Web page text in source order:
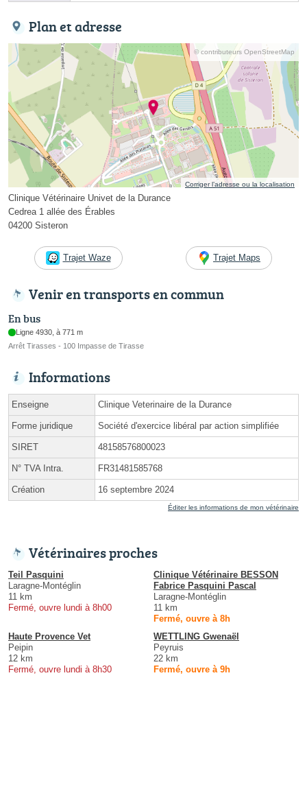
Plan et adresse
© contributeurs OpenStreetMap
Corriger l’adresse ou la localisation
Clinique Vétérinaire Univet de la Durance
Cedrea 1 allée des Érables
04200 Sisteron
Trajet Waze Trajet Maps
Venir en transports en commun
En bus
Ligne 4930, à 771 m
Arrêt Tirasses - 100 Impasse de Tirasse
Informations
Enseigne Clinique Veterinaire de la Durance
Forme juridique Société d'exercice libéral par action simplifiée
SIRET 48158576800023
N° TVA Intra. FR31481585768
Création 16 septembre 2024
Éditer les informations de mon vétérinaire
Vétérinaires proches
Teil Pasquini
Laragne-Montéglin
11 km
Fermé, ouvre lundi à 8h00
Clinique Vétérinaire BESSON
Fabrice Pasquini Pascal
Laragne-Montéglin
11 km
Fermé, ouvre à 8h
Haute Provence Vet
Peipin
12 km
Fermé, ouvre lundi à 8h30
WETTLING Gwenaël
Peyruis
22 km
Fermé, ouvre à 9h